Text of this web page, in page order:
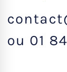
ou 01